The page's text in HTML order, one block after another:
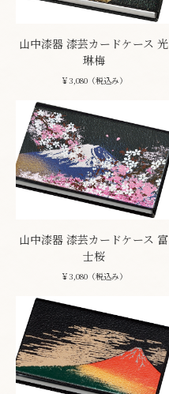
山中漆器 漆芸カードケース 光
琳梅
￥3,080（税込み）
山中漆器 漆芸カードケース 富
士桜
￥3,080（税込み）